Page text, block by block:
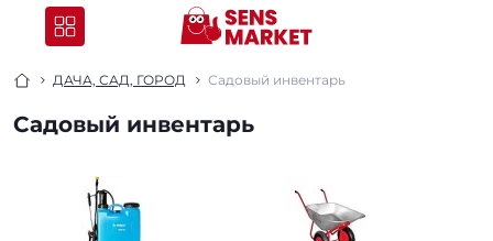
ДАЧА, САД, ГОРОД Садовый инвентарь
Садовый инвентарь